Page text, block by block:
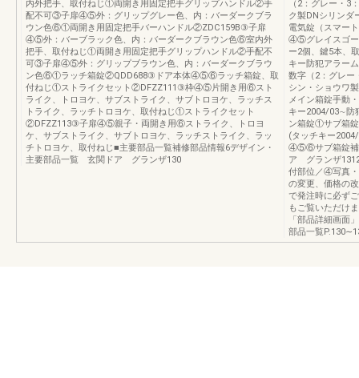
内外把手、取付ねじ①両開き用固定把手グリップハンドル②手
配不可③子扉④⑤外：グリップグレー色、内：バーダークブラ
ウン色⑥①両開き用固定把手バーハンドル②ZDC159B③子扉
④⑤外：バーブラック色、内：バーダークブラウン色⑥室内外
把手、取付ねじ①両開き用固定把手グリップハンドル②手配不
可③子扉④⑤外：グリップブラウン色、内：バーダークブラウ
ン色⑥①ラッチ箱錠②QDD688③ドア本体④⑤⑥ラッチ箱錠、取
付ねじ①ストライクセット②DFZZ111③枠④⑤片開き用⑥スト
ライク、トロヨケ、サブストライク、サブトロヨケ、ラッチス
トライク、ラッチトロヨケ、取付ねじ①ストライクセット
②DFZZ113③子扉④⑤親子・両開き用⑥ストライク、トロヨ
ケ、サブストライク、サブトロヨケ、ラッチストライク、ラッ
チトロヨケ、取付ねじ■主要部品一覧補修部品情報6デザイン・
主要部品一覧 玄関ドア グランザ130
（2：グレー・3
ク製DNシリン
電気錠（スマー
④⑤グレイスゴー
ー2個、鍵5本、
キー防犯アラ
数字（2：グレー
シン・ショウワ
メイン箱錠手動
キー2004/03∼
ン箱錠①サブ箱
(タッチキー
④⑤⑥サブ箱錠補
ア グランザ
付部位／④写真
の変更、価格の
で発注時に必ず
もご覧いただけ
「部品詳細画面
部品一覧